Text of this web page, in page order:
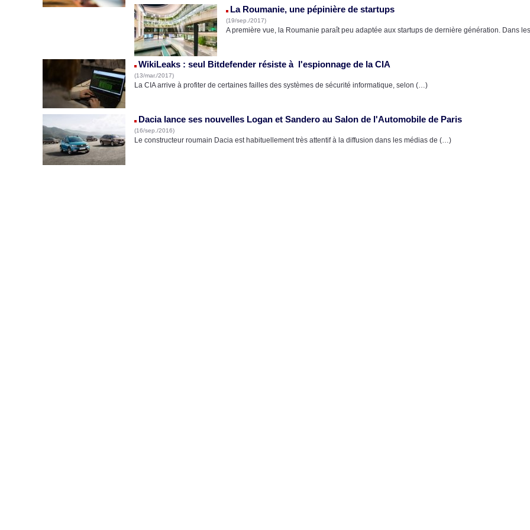
La Roumanie, une pépinière de startups
(19/sep./2017)
A première vue, la Roumanie paraît peu adaptée aux startups de dernière génération. Dans
WikiLeaks : seul Bitdefender résiste à l'espionnage de la CIA
(13/mar./2017)
La CIA arrive à profiter de certaines failles des systèmes de sécurité informatique, selon (…)
Dacia lance ses nouvelles Logan et Sandero au Salon de l'Automobile de Paris
(16/sep./2016)
Le constructeur roumain Dacia est habituellement très attentif à la diffusion dans les médias de (…)